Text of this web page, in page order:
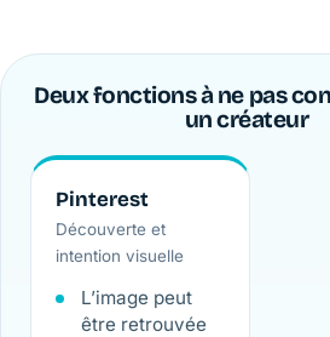
Deux fonctions à ne pas
un créateur
Pinterest
Découverte et
intention visuelle
L’image peut
être retrouvée